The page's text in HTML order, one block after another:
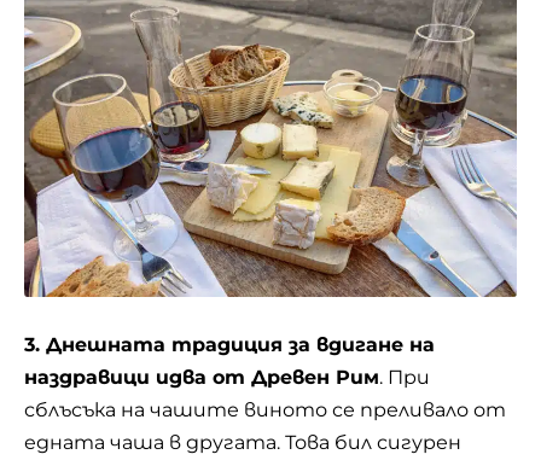
3. Днешната традиция за вдигане на
наздравици идва от Древен Рим. При
сблъсъка на чашите виното се преливало от
едната чаша в другата. Това бил сигурен